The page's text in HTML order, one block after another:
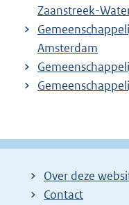
Zaanstreek-
Amsterdam
Over deze
Contact